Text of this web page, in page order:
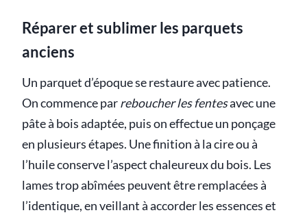
Réparer et sublimer les parquets
anciens
Un parquet d’époque se restaure avec patience.
On commence parreboucher les fentesavec une
pâte à bois adaptée, puis on effectue un ponçage
en plusieurs étapes. Une finition à la cire ou à
l’huile conserve l’aspect chaleureux du bois. Les
lames trop abîmées peuvent être remplacées à
l’identique, en veillant à accorder les essences et